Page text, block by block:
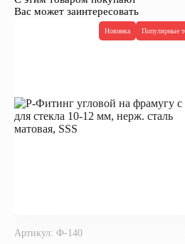
Вас может заинтересовать
Новинка Популярные
Артикул: Ф-140